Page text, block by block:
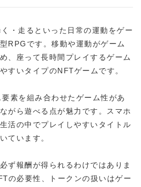
・走るといった日常の運動をゲー
RPGです。移動や運動がゲーム
、座って長時間プレイするゲーム
すいタイプのNFTゲームです。
素を組み合わせたゲーム性があ
がら遊べる点が魅力です。スマホ
活の中でプレイしやすいタイトル
ています。
ず報酬が得られるわけではありま
の必要性、トークンの扱いはゲー